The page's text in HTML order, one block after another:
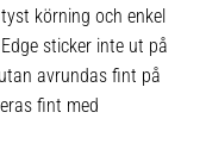
körning och enkel
sticker inte ut på
avrundas fint på
fint med